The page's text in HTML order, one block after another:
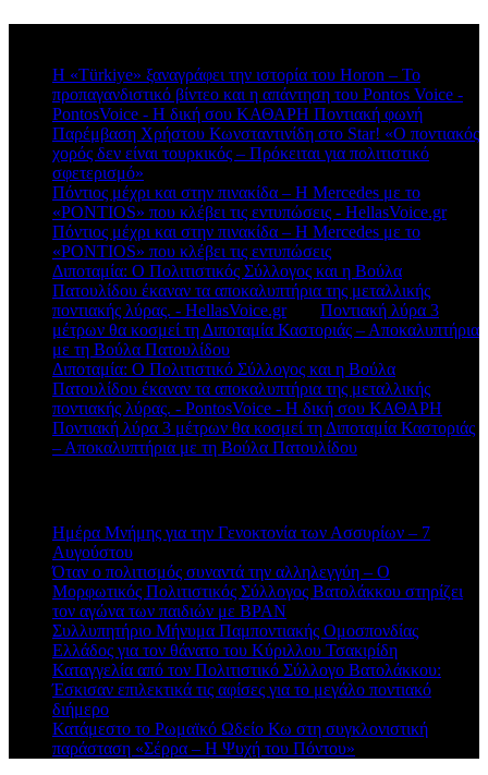
Η «Türkiye» ξαναγράφει την ιστορία του Horon – Το
προπαγανδιστικό βίντεο και η απάντηση του Pontos Voice -
PontosVoice - H δική σου ΚΑΘΑΡΗ Ποντιακή φωνή
Παρέμβαση Χρήστου Κωνσταντινίδη στο Star! «Ο ποντιακός
χορός δεν είναι τουρκικός – Πρόκειται για πολιτιστικό
σφετερισμό»
Πόντιος μέχρι και στην πινακίδα – Η Mercedes με το
«PONTIOS» που κλέβει τις εντυπώσεις - HellasVoice.grστο
Πόντιος μέχρι και στην πινακίδα – Η Mercedes με το
«PONTIOS» που κλέβει τις εντυπώσεις
Διποταμία: Ο Πολιτιστικός Σύλλογος και η Βούλα
Πατουλίδου έκαναν τα αποκαλυπτήρια της μεταλλικής
ποντιακής λύρας. - HellasVoice.grστο Ποντιακή λύρα 3
μέτρων θα κοσμεί τη Διποταμία Καστοριάς – Αποκαλυπτήρια
με τη Βούλα Πατουλίδου
Διποταμία: Ο Πολιτιστικό Σύλλογος και η Βούλα
Πατουλίδου έκαναν τα αποκαλυπτήρια της μεταλλικής
ποντιακής λύρας. - PontosVoice - H δική σου ΚΑΘΑΡΗ
Ποντιακή λύρα 3 μέτρων θα κοσμεί τη Διποταμία Καστοριάς
– Αποκαλυπτήρια με τη Βούλα Πατουλίδου
Ημέρα Μνήμης για την Γενοκτονία των Ασσυρίων – 7
Αυγούστου
Όταν ο πολιτισμός συναντά την αλληλεγγύη – Ο
Μορφωτικός Πολιτιστικός Σύλλογος Βατολάκκου στηρίζει
τον αγώνα των παιδιών με BPAN
Συλλυπητήριο Μήνυμα Παμποντιακής Ομοσπονδίας
Ελλάδος για τον θάνατο του Κύριλλου Τσακιρίδη
Καταγγελία από τον Πολιτιστικό Σύλλογο Βατολάκκου:
Έσκισαν επιλεκτικά τις αφίσες για το μεγάλο ποντιακό
διήμερο
Κατάμεστο το Ρωμαϊκό Ωδείο Κω στη συγκλονιστική
παράσταση «Σέρρα – Η Ψυχή του Πόντου»